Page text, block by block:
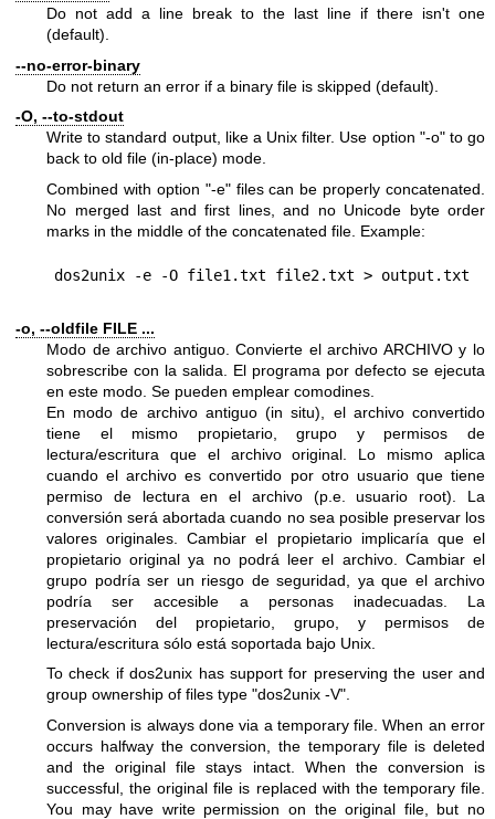
Do not add a line break to the last line if there isn't one
(default).
--no-error-binary
Do not return an error if a binary file is skipped (default).
-O, --to-stdout
Write to standard output, like a Unix filter. Use option "-o"to go
back to old file (in-place) mode.
Combined with option "-e"files can be properly concatenated.
No merged last and first lines, and no Unicode byte order
marks in the middle of the concatenated file. Example:
-o, --oldfile FILE ...
Modo de archivo antiguo. Convierte el archivo ARCHIVO y lo
sobrescribe con la salida. El programa por defecto se ejecuta
en este modo. Se pueden emplear comodines.
En modo de archivo antiguo (in situ), el archivo convertido
tiene el mismo propietario, grupo y permisos de
lectura/escritura que el archivo original. Lo mismo aplica
cuando el archivo es convertido por otro usuario que tiene
permiso de lectura en el archivo (p.e. usuario root). La
conversión será abortada cuando no sea posible preservar los
valores originales. Cambiar el propietario implicaría que el
propietario original ya no podrá leer el archivo. Cambiar el
grupo podría ser un riesgo de seguridad, ya que el archivo
podría ser accesible a personas inadecuadas. La
preservación del propietario, grupo, y permisos de
lectura/escritura sólo está soportada bajo Unix.
To check if dos2unix has support for preserving the user and
group ownership of files type "dos2unix -V".
Conversion is always done via a temporary file. When an error
occurs halfway the conversion, the temporary file is deleted
and the original file stays intact. When the conversion is
successful, the original file is replaced with the temporary file.
You may have write permission on the original file, but no